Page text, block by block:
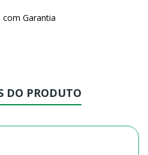
com Garantia
DO PRODUTO